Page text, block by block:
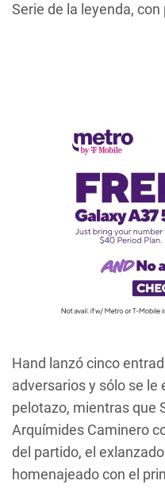
Serie de la leyenda, con
Hand lanzó cinco
adversarios y sólo se le
pelotazo, mientras que
Arquímides Caminero
del partido, el
homenajeado con el